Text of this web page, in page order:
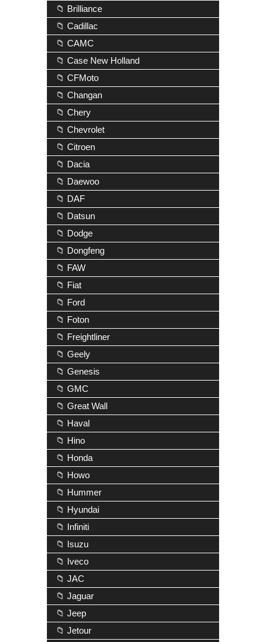
📁 Brilliance
📁 Cadillac
📁 CAMC
📁 Case New Holland
📁 CFMoto
📁 Changan
📁 Chery
📁 Chevrolet
📁 Citroen
📁 Dacia
📁 Daewoo
📁 DAF
📁 Datsun
📁 Dodge
📁 Dongfeng
📁 FAW
📁 Fiat
📁 Ford
📁 Foton
📁 Freightliner
📁 Geely
📁 Genesis
📁 GMC
📁 Great Wall
📁 Haval
📁 Hino
📁 Honda
📁 Howo
📁 Hummer
📁 Hyundai
📁 Infiniti
📁 Isuzu
📁 Iveco
📁 JAC
📁 Jaguar
📁 Jeep
📁 Jetour